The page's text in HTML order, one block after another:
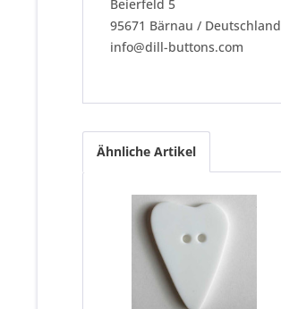
Beierfeld 5
95671 Bärnau / Deutschland
info@dill-buttons.com
Ähnliche Artikel